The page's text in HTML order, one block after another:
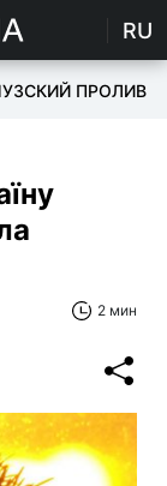
RU
ПРОЛИВ
2 мин